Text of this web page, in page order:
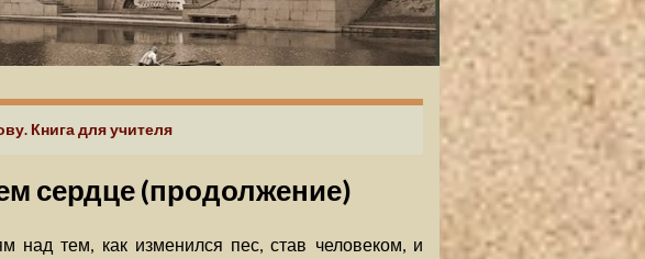
Книга для учителя
сердце (продолжение)
над тем, как изменился пес, став человеком, и